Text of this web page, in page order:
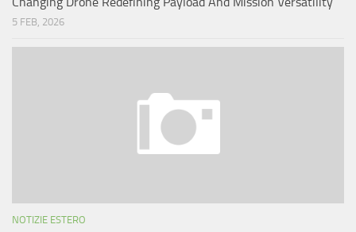
5 FEB, 2026
NOTIZIE ESTERO